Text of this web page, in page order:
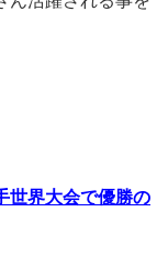
世界大会で優勝の